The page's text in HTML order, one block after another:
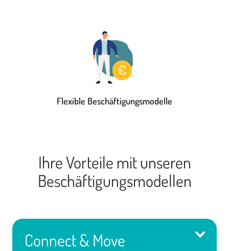
Flexible Beschäftigungsmodelle
Ihre Vorteile mit unseren
Beschäftigungsmodellen
Connect & Move